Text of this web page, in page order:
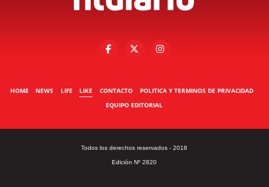
HOME NEWS LIFE LIKE CONTACTO
POLITICA Y TERMINOS DE PRIVACIDAD
EQUIPO EDITORIAL
Todos los derechos reservados - 2018
Edición Nº 2820